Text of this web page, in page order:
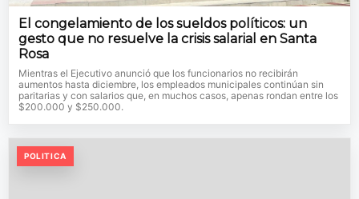
El congelamiento de los sueldos políticos: un
gesto que no resuelve la crisis salarial en Santa
Rosa
Mientras el Ejecutivo anunció que los funcionarios no recibirán
aumentos hasta diciembre, los empleados municipales continúan sin
paritarias y con salarios que, en muchos casos, apenas rondan entre los
$200.000 y $250.000.
POLITICA